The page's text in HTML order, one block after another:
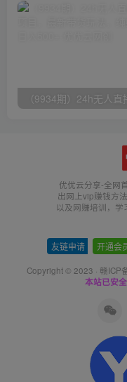
优优云分享-全网
出网上vip赚钱方
以及网赚培训，
友链申请 开通会
Copyright © 2023 · 赣ICP
本站已安